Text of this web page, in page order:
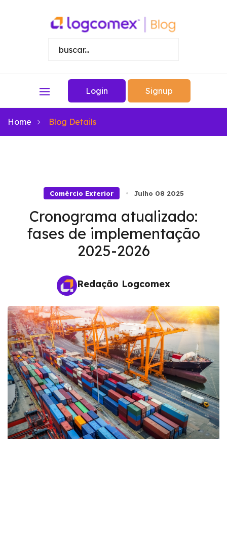
Login Signup
Home Blog Details
Comércio Exterior Julho 08 2025
Cronograma atualizado:
fases de implementação
2025-2026
Redação Logcomex